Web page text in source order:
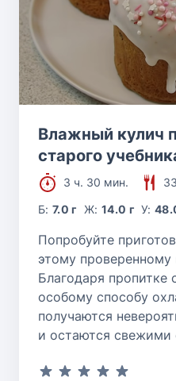
Влажный кулич
старого
3 ч. 30 мин.
Б:7.0 г Ж: 14.0 г У:
Попробуйте
этому проверенному
Благодаря
особому способу
получаются
и остаются свежими